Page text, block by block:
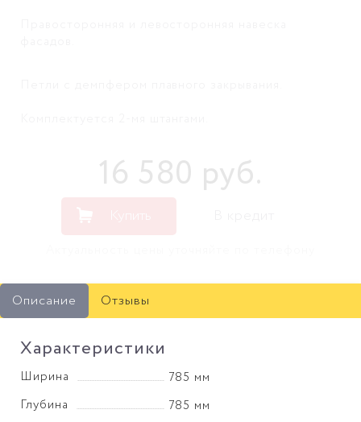
16 580 руб.
Описание Отзывы
Характеристики
Ширина
785 мм
Глубина
785 мм